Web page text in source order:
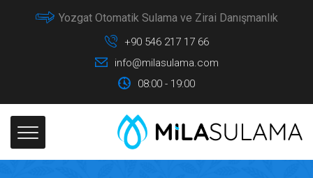
Yozgat Otomatik Sulama ve Zirai Danışmanlık
+90 546 217 17 66
info@milasulama.com
08:00 - 19:00